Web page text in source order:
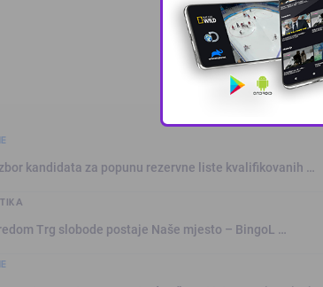
kandidata za popunu rezervne liste kvalifikovanih …
Trg slobode postaje Naše mjesto – BingoL …